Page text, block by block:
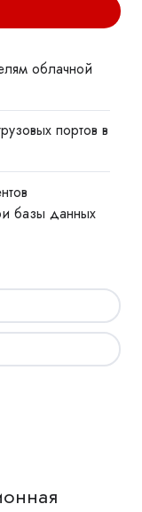
облачной
портов в
базы данных